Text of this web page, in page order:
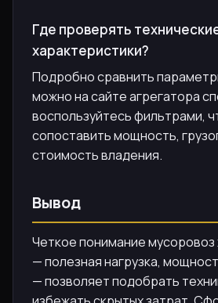
Где проверять
характеристики?
Подробно сравнить
можно на сайте агрегатора
воспользуйтесь фильтрами,
сопоставить мощность,
стоимость владения.
Вывод
Четкое понимание мусоровоз
— полезная нагрузка,
— позволяет подобрать